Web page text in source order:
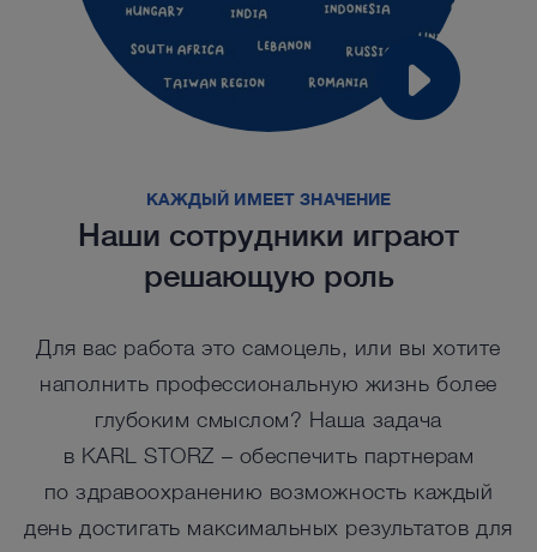
КАЖДЫЙ ИМЕЕТ ЗНАЧЕНИЕ
Наши сотрудники играют
решающую роль
Для вас работа это самоцель, или вы хотите
наполнить профессиональную жизнь более
глубоким смыслом? Наша задача
в KARL STORZ – обеспечить партнерам
по здравоохранению возможность каждый
день достигать максимальных результатов для